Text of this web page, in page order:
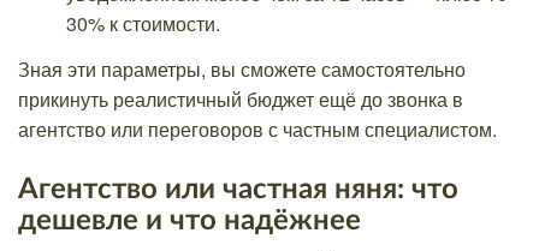
30% к стоимости.
Зная эти параметры, вы сможете самостоятельно
прикинуть реалистичный бюджет ещё до звонка в
агентство или переговоров с частным специалистом.
Агентство или частная няня: что
дешевле и что надёжнее